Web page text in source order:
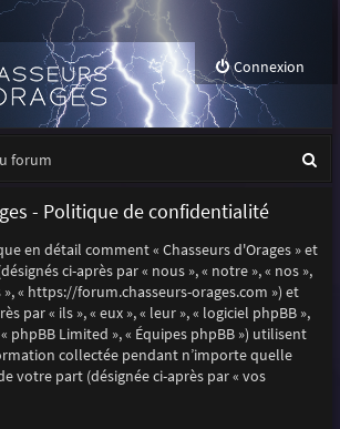
Connexion
forum
- Politique de confidentialité
en détail comment « Chasseurs d'Orages » et
ci-après par « nous », « notre », « nos »,
», « https://forum.chasseurs-orages.com ») et
par « ils », « eux », « leur », « logiciel phpBB »,
phpBB Limited », « Équipes phpBB ») utilisent
collectée pendant n’importe quelle
votre part (désignée ci-après par « vos